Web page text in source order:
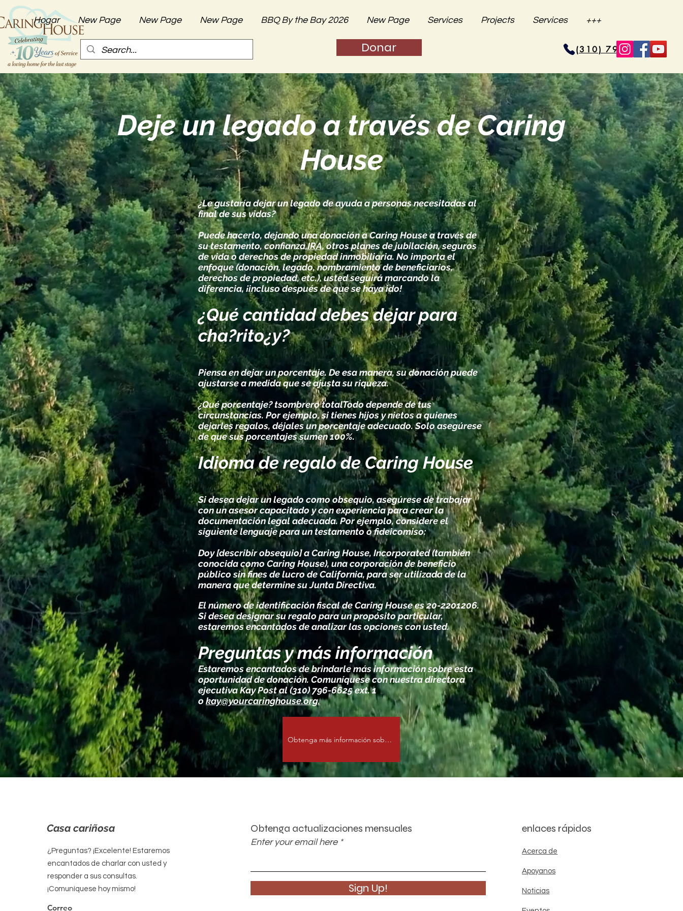
Hogar New Page New Page New Page BBQ By the Bay 2026 New Page Services Projects Services +++
Donar (310) 796-6625
Deje un legado a través de Caring
House
¿Le gustaría dejar un legado de ayuda a personas necesitadas al
final de sus vidas?
Puede hacerlo, dejando una donación a Caring House a través de
su testamento, confianza,IRA, otros planes de jubilación, seguros
de vida o derechos de propiedad inmobiliaria. No importa el
enfoque (donación, legado, nombramiento de beneficiarios,
derechos de propiedad, etc.), usted seguirá marcando la
diferencia, ¡incluso después de que se haya ido!
¿Qué cantidad debes dejar para
cha?rito¿y?
Piensa en dejar un porcentaje. De esa manera, su donación puede
ajustarse a medida que se ajusta su riqueza.
¿Qué porcentaje? tsombrero totalTodo depende de tus
circunstancias. Por ejemplo, si tienes hijos y nietos a quienes
dejarles regalos, déjales un porcentaje adecuado. Solo asegúrese
de que sus porcentajes sumen 100%.
Idioma de regalo de Caring House
Si desea dejar un legado como obsequio, asegúrese de trabajar
con un asesor capacitado y con experiencia para crear la
documentación legal adecuada. Por ejemplo, considere el
siguiente lenguaje para un testamento o fideicomiso:
Doy [describir obsequio] a Caring House, Incorporated (también
conocida como Caring House), una corporación de beneficio
público sin fines de lucro de California, para ser utilizada de la
manera que determine su Junta Directiva.
El número de identificación fiscal de Caring House es 20-2201206.
Si desea designar su regalo para un propósito particular,
estaremos encantados de analizar las opciones con usted.
Preguntas y más información
Estaremos encantados de brindarle más información sobre esta
oportunidad de donación. Comuníquese con nuestra directora
ejecutiva Kay Post al (310) 796-6625 ext. 1
o kay@yourcaringhouse.org.
Obtenga más información sobre las donaciones recomendadas por los donantes
Casa cariñosa
¿Preguntas? ¡Excelente! Estaremos
encantados de charlar con usted y
responder a sus consultas.
¡Comuníquese hoy mismo!
Correo
Obtenga actualizaciones mensuales
Enter your email here
Sign Up!
enlaces rápidos
Acerca de
Apoyanos
Noticias